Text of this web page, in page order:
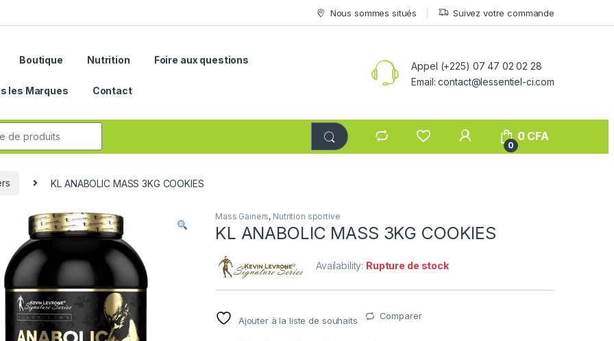
Nous sommes situés Suivez votre commande
Boutique Nutrition Foire aux questions
les Marques Contact
Appel (+225) 07 47 02 02 28
Email: contact@lessentiel-ci.com
0
0 CFA
KL ANABOLIC MASS 3KG COOKIES
Mass Gainers, Nutrition sportive
KL ANABOLIC MASS 3KG COOKIES
Availability: Rupture de stock
Ajouter à la liste de souhaits Comparer